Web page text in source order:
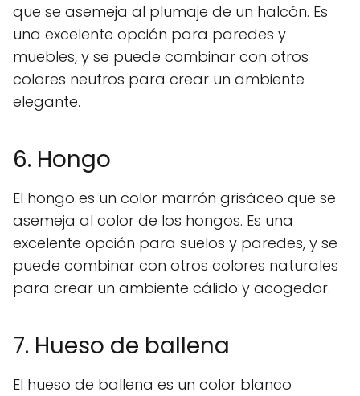
que se asemeja al plumaje de un halcón. Es
una excelente opción para paredes y
muebles, y se puede combinar con otros
colores neutros para crear un ambiente
elegante.
6. Hongo
El hongo es un color marrón grisáceo que se
asemeja al color de los hongos. Es una
excelente opción para suelos y paredes, y se
puede combinar con otros colores naturales
para crear un ambiente cálido y acogedor.
7. Hueso de ballena
El hueso de ballena es un color blanco